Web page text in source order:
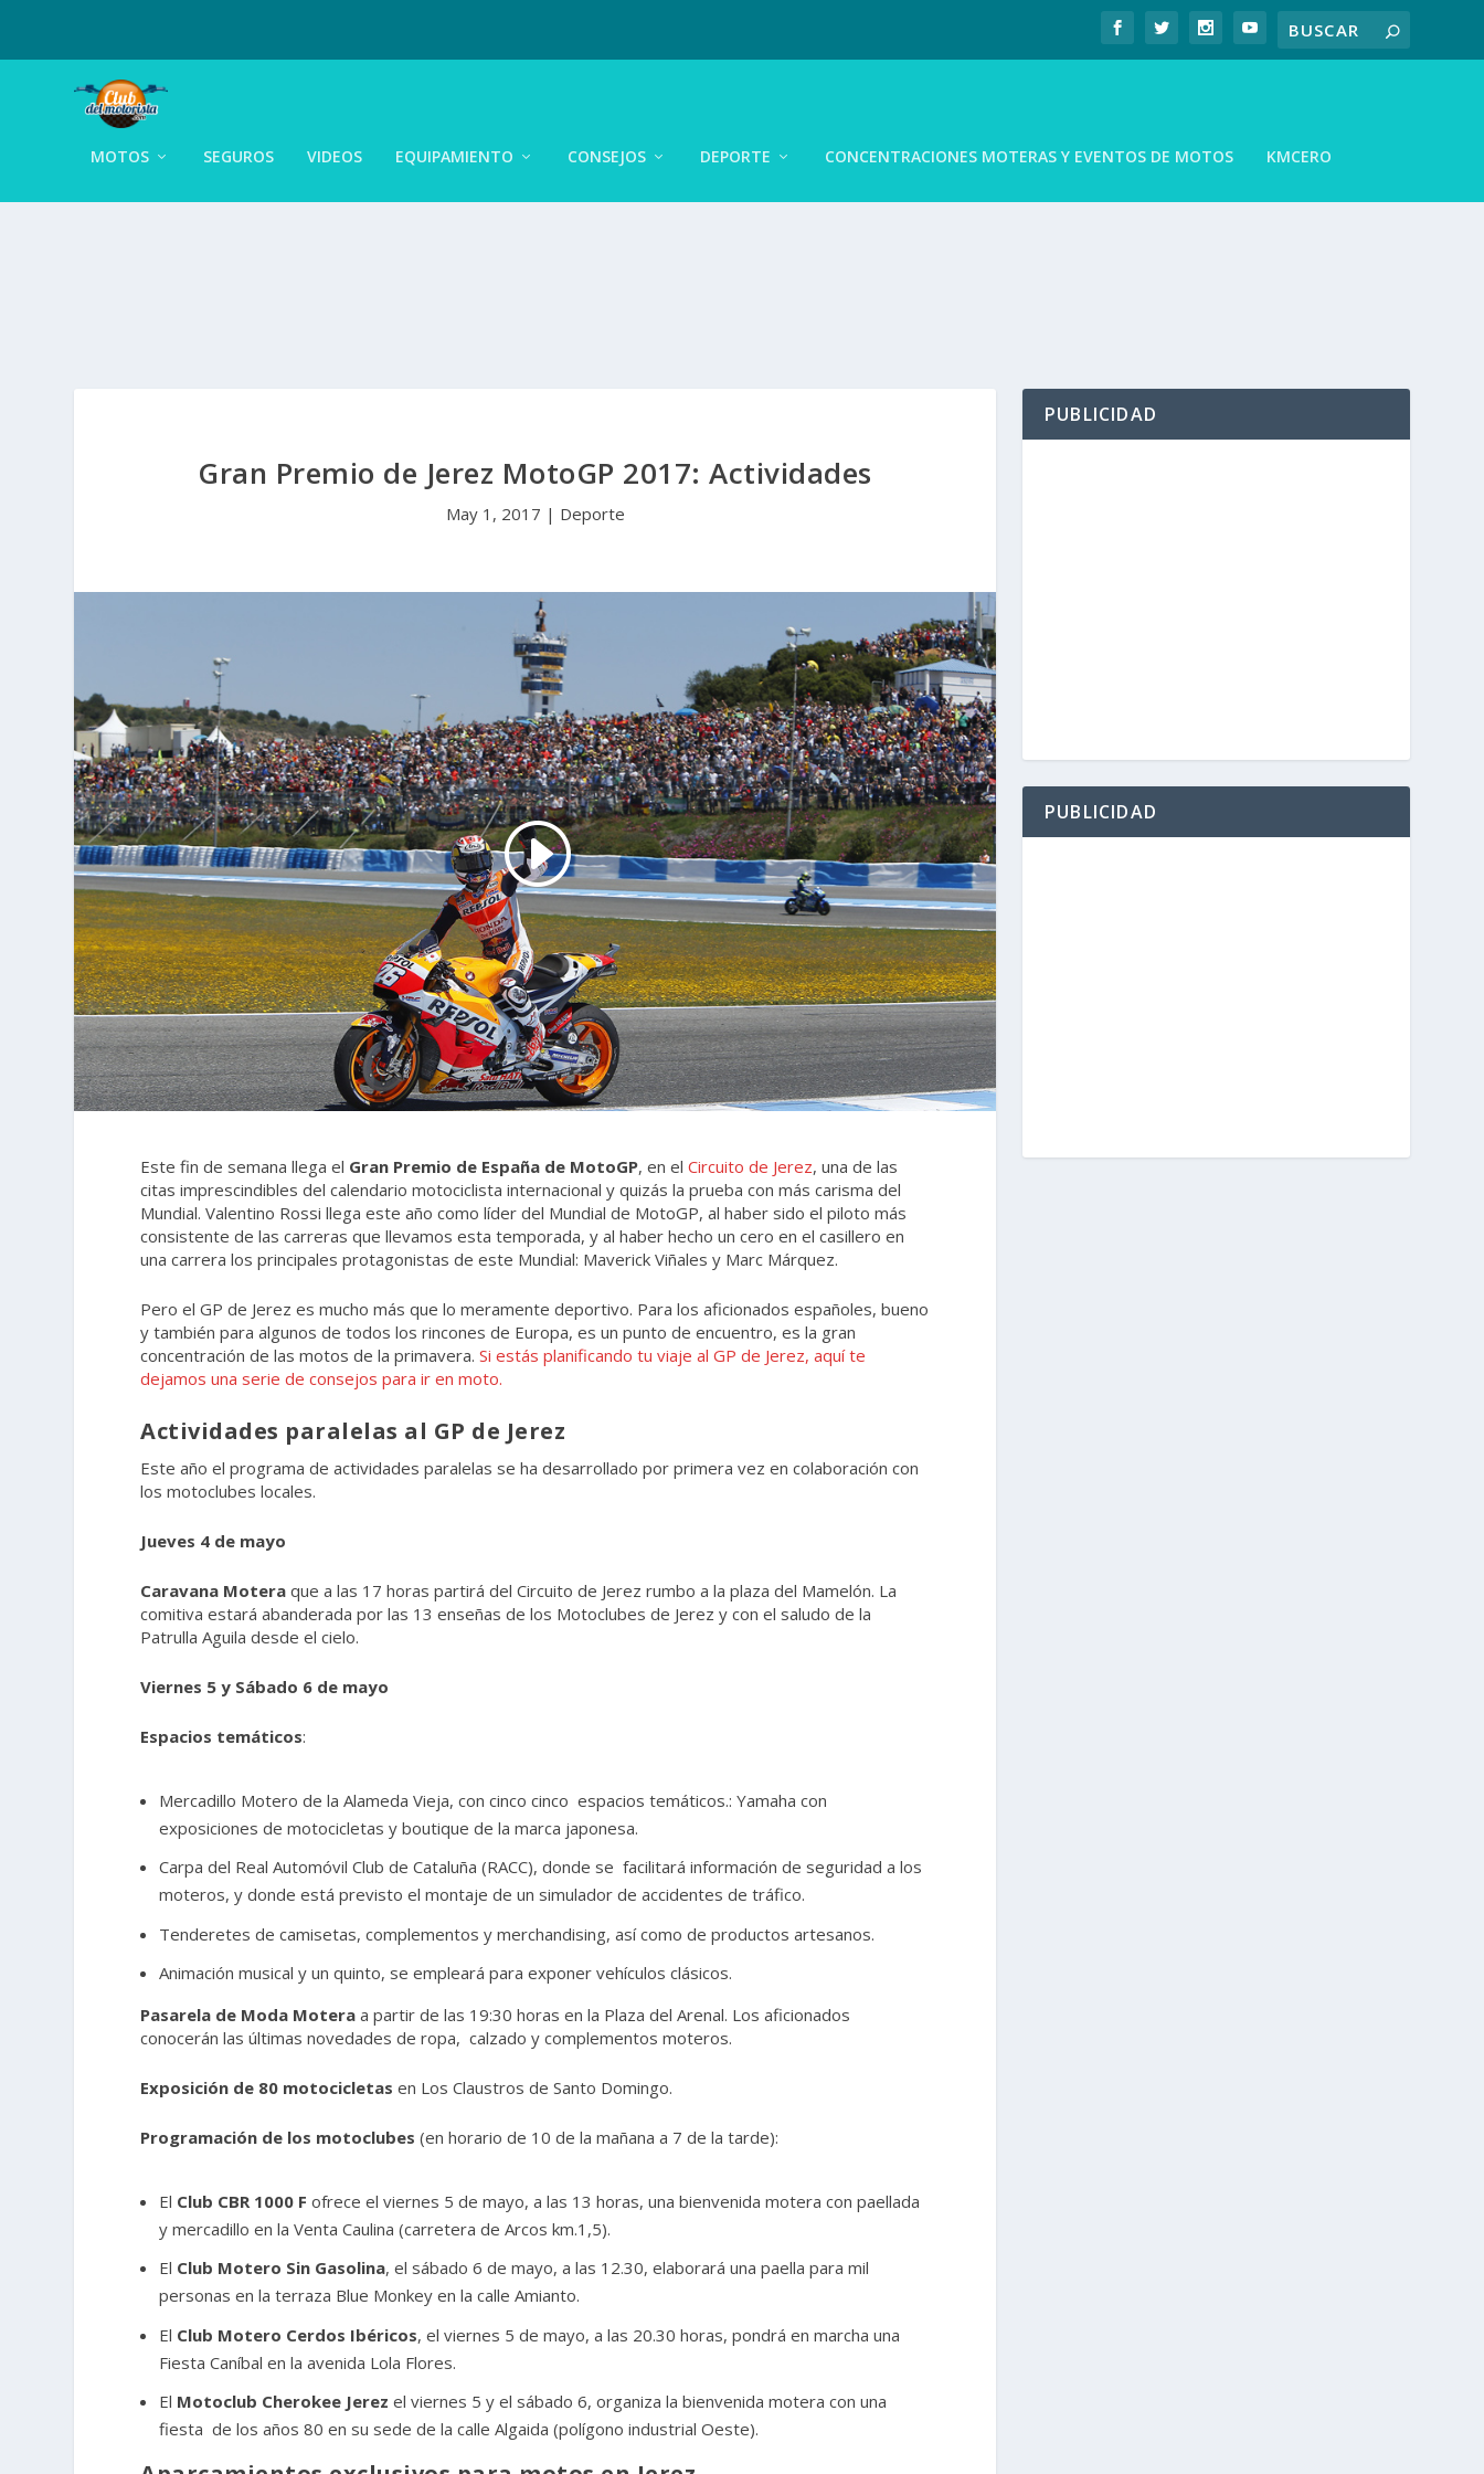
MOTOS SEGUROS VIDEOS EQUIPAMIENTO CONSEJOS DEPORTE CONCENTRACIONES MOTERAS Y EVENTOS DE MOTOS KMCERO
Gran Premio de Jerez MotoGP 2017: Actividades
May 1, 2017 | Deporte
Este fin de semana llega el Gran Premio de España de MotoGP, en elCircuito de Jerez, una de las
citas imprescindibles del calendario motociclista internacional y quizás la prueba con más carisma del
Mundial. Valentino Rossi llega este año como líder del Mundial de MotoGP, al haber sido el piloto más
consistente de las carreras que llevamos esta temporada, y al haber hecho un cero en el casillero en
una carrera los principales protagonistas de este Mundial: Maverick Viñales y Marc Márquez.
Pero el GP de Jerez es mucho más que lo meramente deportivo. Para los aficionados españoles, bueno
y también para algunos de todos los rincones de Europa, es un punto de encuentro, es la gran
concentración de las motos de la primavera.Si estás planificando tu viaje al GP de Jerez, aquí te
dejamos una serie de consejos para ir en moto.
Actividades paralelas al GP de Jerez
Este año el programa de actividades paralelas se ha desarrollado por primera vez en colaboración con
los motoclubes locales.
Jueves 4 de mayo
Caravana Motera que a las 17 horas partirá del Circuito de Jerez rumbo a la plaza del Mamelón. La
comitiva estará abanderada por las 13 enseñas de los Motoclubes de Jerez y con el saludo de la
Patrulla Aguila desde el cielo.
Viernes 5 y Sábado 6 de mayo
Espacios temáticos:
Mercadillo Motero de la Alameda Vieja, con cinco cinco espacios temáticos.: Yamaha con
exposiciones de motocicletas y boutique de la marca japonesa.
Carpa del Real Automóvil Club de Cataluña (RACC), donde se facilitará información de seguridad a los
moteros, y donde está previsto el montaje de un simulador de accidentes de tráfico.
Tenderetes de camisetas, complementos y merchandising, así como de productos artesanos.
Animación musical y un quinto, se empleará para exponer vehículos clásicos.
Pasarela de Moda Motera a partir de las 19:30 horas en la Plaza del Arenal. Los aficionados
conocerán las últimas novedades de ropa, calzado y complementos moteros.
Exposición de 80 motocicletas en Los Claustros de Santo Domingo.
Programación de los motoclubes (en horario de 10 de la mañana a 7 de la tarde):
El Club CBR 1000 F ofrece el viernes 5 de mayo, a las 13 horas, una bienvenida motera con paellada
y mercadillo en la Venta Caulina (carretera de Arcos km.1,5).
El Club Motero Sin Gasolina, el sábado 6 de mayo, a las 12.30, elaborará una paella para mil
personas en la terraza Blue Monkey en la calle Amianto.
El Club Motero Cerdos Ibéricos, el viernes 5 de mayo, a las 20.30 horas, pondrá en marcha una
Fiesta Caníbal en la avenida Lola Flores.
El Motoclub Cherokee Jerez el viernes 5 y el sábado 6, organiza la bienvenida motera con una
fiesta de los años 80 en su sede de la calle Algaida (polígono industrial Oeste).
PUBLICIDAD
PUBLICIDAD